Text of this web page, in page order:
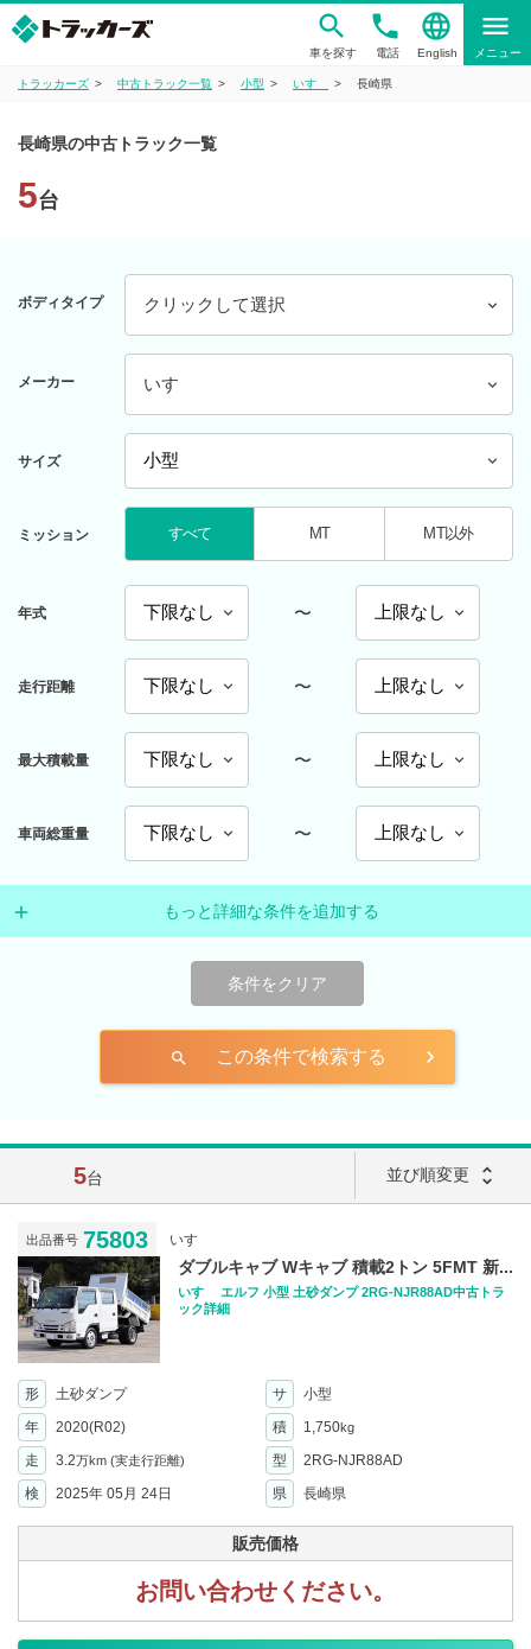
車を探す
phone
電話
language
English
menu
メニュー
トラッカーズ 中古トラック一覧 小型 いすゞ 長崎県
長崎県の中古トラック一覧
5台
ボディタイプ クリックして選択
メーカー いすゞ
サイズ
ミッション すべて MT MT以外
年式 〜
走行距離 〜
最大積載量 〜
車両総重量 〜
もっと詳細な条件を追加する
条件をクリア
search この条件で検索する
5台 並び順変更 unfold_more
出品番号 75803 いすゞ
ダブルキャブ Wキャブ 積載2トン 5FMT 新...
いすゞ エルフ 小型 土砂ダンプ 2RG-NJR88AD中古トラ
ック詳細
形 土砂ダンプ サ
小型
年
2020(R02) 積 1,750kg
走 3.2万km (実走行距離) 型
2RG-NJR88AD
検
2025年 05月 24日 県 長崎県
販売価格
お問い合わせください。